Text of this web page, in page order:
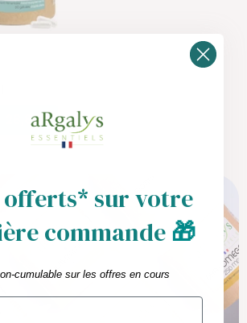
28,80€
offerts* sur votre
commande🎁
cumulable sur les offres en cours